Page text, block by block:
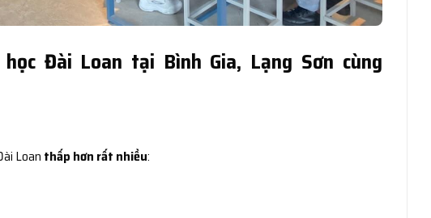
Đài Loan tại Bình Gia, Lạng Sơn cùng
Loan thấp hơn rất nhiều: